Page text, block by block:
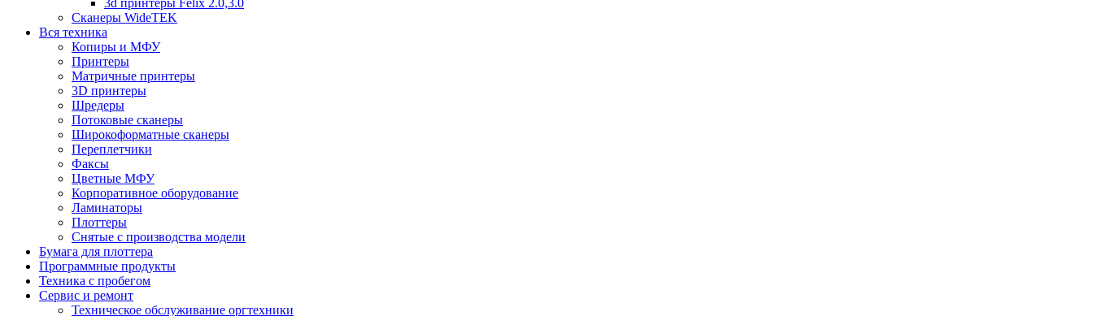
3d принтеры Felix 2.0,3.0
Сканеры WideTEK
Вся техника
Копиры и МФУ
Принтеры
Матричные принтеры
3D принтеры
Шредеры
Потоковые сканеры
Широкоформатные сканеры
Переплетчики
Факсы
Цветные МФУ
Корпоративное оборудование
Ламинаторы
Плоттеры
Снятые с производства модели
Бумага для плоттера
Программные продукты
Техника с пробегом
Сервис и ремонт
Техническое обслуживание оргтехники